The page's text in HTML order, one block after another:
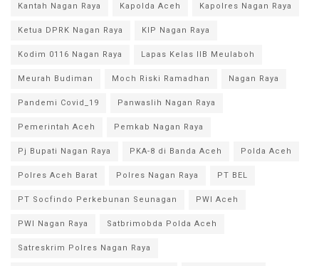
Kantah Nagan Raya Kapolda Aceh Kapolres Nagan Raya
Ketua DPRK Nagan Raya KIP Nagan Raya
Kodim 0116 Nagan Raya Lapas Kelas IIB Meulaboh
Meurah Budiman Moch Riski Ramadhan Nagan Raya
Pandemi Covid_19 Panwaslih Nagan Raya
Pemerintah Aceh Pemkab Nagan Raya
Pj Bupati Nagan Raya PKA-8 di Banda Aceh Polda Aceh
Polres Aceh Barat Polres Nagan Raya PT BEL
PT Socfindo Perkebunan Seunagan PWI Aceh
PWI Nagan Raya Satbrimobda Polda Aceh
Satreskrim Polres Nagan Raya